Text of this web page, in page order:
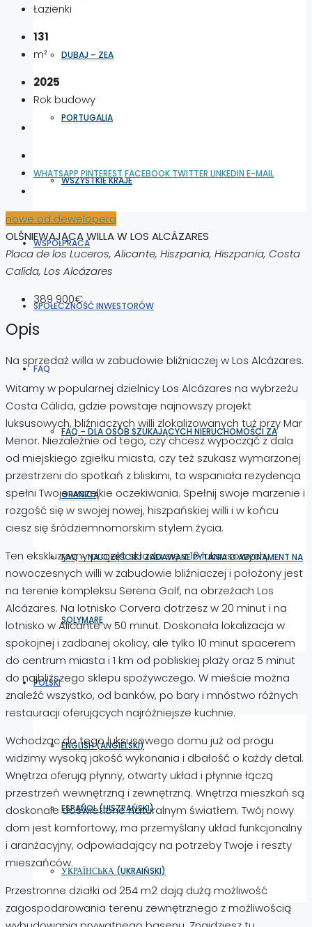
DUBAJ – ZEA
PORTUGALIA
WSZYSTKIE KRAJE
WSPÓŁPRACA
SPOŁECZNOŚĆ INWESTORÓW
FAQ
FAQ – DLA OSÓB SZUKAJĄCYCH NIERUCHOMOŚCI ZA
GRANICĄ
FAQ – NAJCZĘŚCIEJ ZADAWANE PYTANIA O ABONAMENT NA
SOLYMARE
POLSKI
ENGLISH(ANGIELSKI)
ESPAÑOL(HISZPAŃSKI)
УКРАЇНСЬКА (UKRAIŃSKI)
Łazienki
131
m²
2025
Rok budowy
WHATSAPP PINTEREST FACEBOOK TWITTER LINKEDIN E-MAIL
nowe od dewelopera
OLŚNIEWAJĄCA WILLA W LOS ALCÁZARES
Placa de los Luceros, Alicante, Hiszpania, Hiszpania, Costa
Calida, Los Alcázares
389 900€
Opis
Na sprzedaż willa w zabudowie bliźniaczej w Los Alcázares.
Witamy w popularnej dzielnicy Los Alcázares na wybrzeżu
Costa Cálida, gdzie powstaje najnowszy projekt
luksusowych, bliźniaczych willi zlokalizowanych tuż przy Mar
Menor. Niezależnie od tego, czy chcesz wypocząć z dala
od miejskiego zgiełku miasta, czy też szukasz wymarzonej
przestrzeni do spotkań z bliskimi, ta wspaniała rezydencja
spełni Twoje wszelkie oczekiwania. Spełnij swoje marzenie i
rozgość się w swojej nowej, hiszpańskiej willi i w końcu
ciesz się śródziemnomorskim stylem życia.
Ten ekskluzywny projekt składa się z 16 luksusowych,
nowoczesnych willi w zabudowie bliźniaczej i położony jest
na terenie kompleksu Serena Golf, na obrzeżach Los
Alcázares. Na lotnisko Corvera dotrzesz w 20 minut i na
lotnisko w Alicante w 50 minut. Doskonała lokalizacja w
spokojnej i zadbanej okolicy, ale tylko 10 minut spacerem
do centrum miasta i 1 km od pobliskiej plaży oraz 5 minut
do najbliższego sklepu spożywczego. W mieście można
znaleźć wszystko, od banków, po bary i mnóstwo różnych
restauracji oferujących najróżniejsze kuchnie.
Wchodząc do tego luksusowego domu już od progu
widzimy wysoką jakość wykonania i dbałość o każdy detal.
Wnętrza oferują płynny, otwarty układ i płynnie łączą
przestrzeń wewnętrzną i zewnętrzną. Wnętrza mieszkań są
doskonale doświetlone naturalnym światłem. Twój nowy
dom jest komfortowy, ma przemyślany układ funkcjonalny
i aranżacyjny, odpowiadający na potrzeby Twoje i reszty
mieszańców.
Przestronne działki od 254 m2 dają dużą możliwość
zagospodarowania terenu zewnętrznego z możliwością